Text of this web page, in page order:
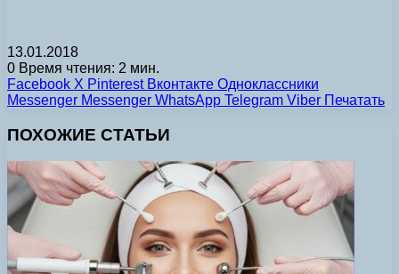
13.01.2018
0 Время чтения: 2 мин.
Facebook X Pinterest Вконтакте Одноклассники
Messenger Messenger WhatsApp Telegram Viber Печатать
ПОХОЖИЕ СТАТЬИ